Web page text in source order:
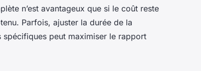
n’est avantageux que si le coût reste
Parfois, ajuster la durée de la
peut maximiser le rapport